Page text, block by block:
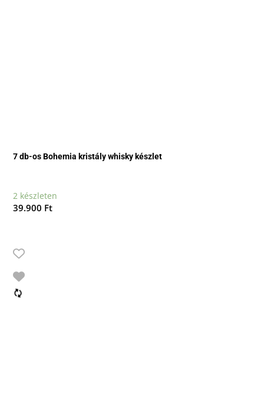
7 db-os Bohemia kristály whisky készlet
2 készleten
39.900 Ft